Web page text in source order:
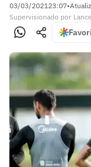
03/03/202123:07•
Supervisionado por